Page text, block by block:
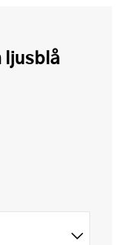
ljusblå